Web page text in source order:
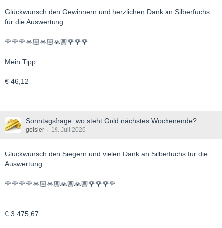
Glückwunsch den Gewinnern und herzlichen Dank an Silberfuchs
für die Auswertung.
🌹🌹🌹🙏🏼🙏🏼🙏🏼🌹🌹🌹
Mein Tipp
€ 46,12
Sonntagsfrage: wo steht Gold nächstes Wochenende?
geisler 19. Juli 2026
Glückwunsch den Siegern und vielen Dank an Silberfuchs für die
Auswertung.
🌹🌹🌹🌹🙏🏼🙏🏼🙏🏼🙏🏼🌹🌹🌹🌹
€ 3.475,67